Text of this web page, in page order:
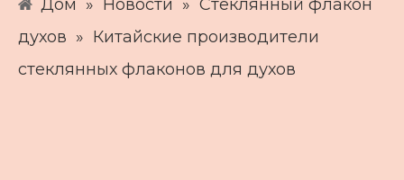
Дом » Новости » Стеклянный флакон
духов » Китайские производители
стеклянных флаконов для духов